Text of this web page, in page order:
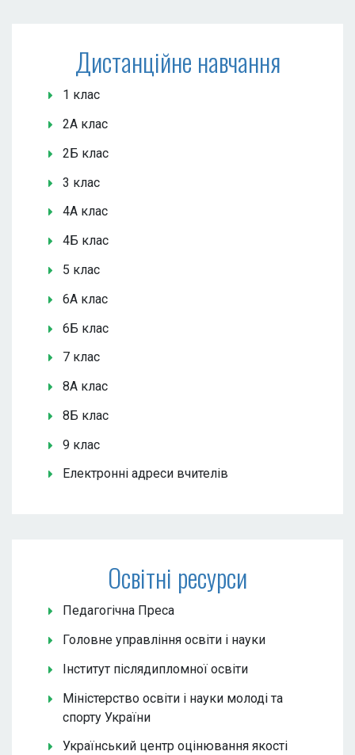
Дистанційне навчання
1 клас
2А клас
2Б клас
3 клас
4А клас
4Б клас
5 клас
6А клас
6Б клас
7 клас
8А клас
8Б клас
9 клас
Електронні адреси вчителів
Освітні ресурси
Педагогічна Преса
Головне управління освіти і науки
Інститут післядипломної освіти
Міністерство освіти і науки молоді та
спорту України
Український центр оцінювання якості